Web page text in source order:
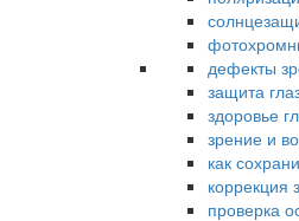
дефекты
защита
здоровье
зрение и
как
коррекция
проверка